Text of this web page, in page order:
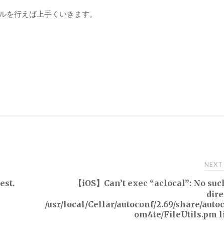
行えば上手くいきます。
【iOS】Can’t exec “aclocal”: No
/usr/local/Cellar/autoconf/2.69/share/
om4te/FileUtils.pm